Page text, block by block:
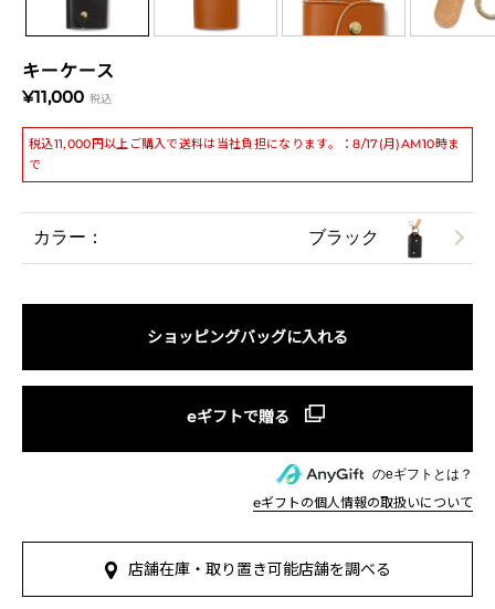
キーケース
¥11,000 税込
税込11,000円以上ご購入で送料は当社負担になります。：8/17(月)AM10時ま
で
カラー： ブラック
ショッピングバッグに入れる
のeギフトとは？
eギフトの個人情報の取扱いについて
店舗在庫・取り置き可能店舗を調べる